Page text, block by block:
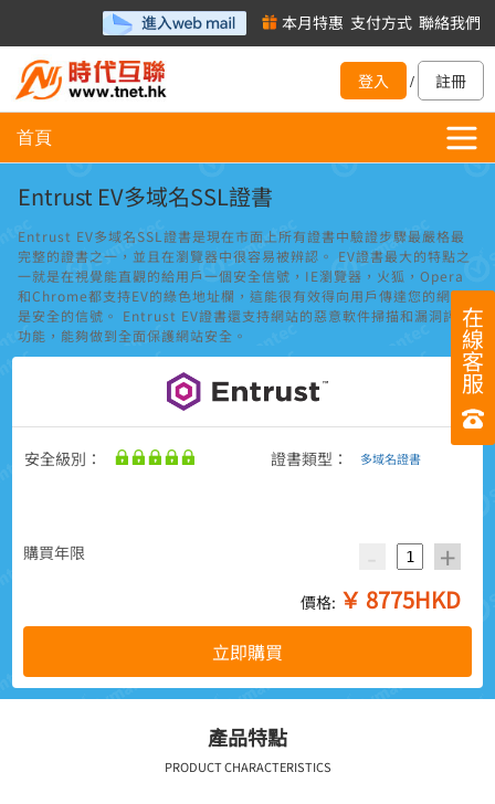
本月特惠 支付方式 聯絡我們
登入 / 註冊
在
線
客
服
首頁
Entrust EV多域名SSL證書
Entrust EV多域名SSL證書是現在市面上所有證書中驗證步驟最嚴格最
完整的證書之一，並且在瀏覽器中很容易被辨認。 EV證書最大的特點之
一就是在視覺能直觀的給用戶一個安全信號，IE瀏覽器，火狐，Opera
和Chrome都支持EV的綠色地址欄，這能很有效得向用戶傳達您的網站
是安全的信號。 Entrust EV證書還支持網站的惡意軟件掃描和漏洞評估
功能，能夠做到全面保護網站安全。
安全級別： 證書類型： 多域名證書
購買年限 - +
價格: ￥ 8775HKD
立即購買
產品特點
PRODUCT CHARACTERISTICS